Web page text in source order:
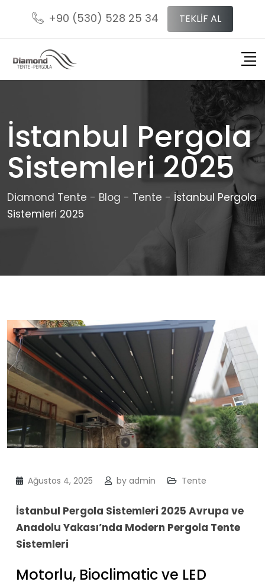
content
+90 (530) 528 25 34 TEKLİF AL
İstanbul Pergola
Sistemleri 2025
Diamond Tente - Blog - Tente - İstanbul Pergola
Sistemleri 2025
Ağustos 4, 2025 by admin Tente
İstanbul Pergola Sistemleri 2025 Avrupa ve
Anadolu Yakası’nda Modern Pergola Tente
Sistemleri
Motorlu, Bioclimatic ve LED